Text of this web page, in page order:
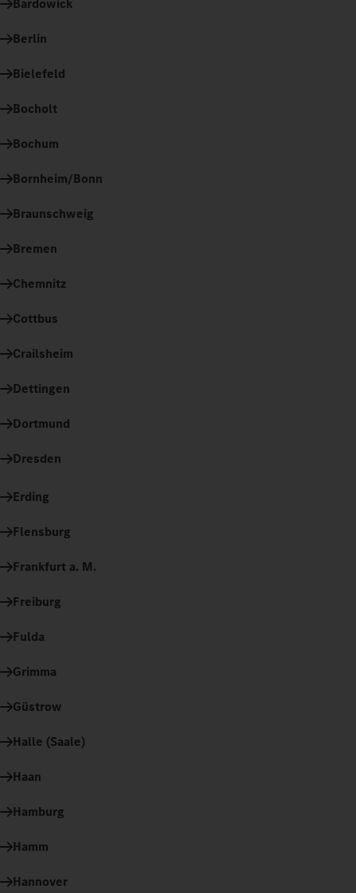
Bardowick
Berlin
Bielefeld
Bocholt
Bochum
Bornheim/Bonn
Braunschweig
Bremen
Chemnitz
Cottbus
Crailsheim
Dettingen
Dortmund
Dresden
Erding
Flensburg
Frankfurt a. M.
Freiburg
Fulda
Grimma
Güstrow
Halle (Saale)
Haan
Hamburg
Hamm
Hannover